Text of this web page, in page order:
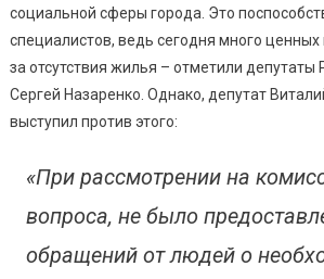
социальной сферы города. Это
специалистов, ведь сегодня много
за отсутствия жилья – отметили
Сергей Назаренко. Однако, депутат
выступил против этого:
«При рассмотрении на
вопроса, не было
обращений от людей о